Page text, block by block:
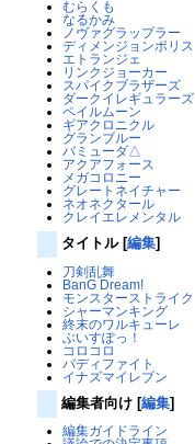
むらくも
なるかみ
ノヴァグラップラー
ディメンジョンポリス
エトランジェ
リンクジョーカー
スパイクブラザーズ
ダークイレギュラーズ
ペイルムーン
ギアクロニクル
グランブルー
バミューダ△
アクアフォース
メガコロニー
グレートネイチャー
ネオネクタール
クレイエレメンタル
タイトル [編集]
刀剣乱舞
BanG Dream!
モンスターストライク
シャーマンキング
終末のワルキューレ
ぶいすぽっ！
コロコロ
バディファイト
イナズマイレブン
編集者向け [編集]
編集ガイドライン